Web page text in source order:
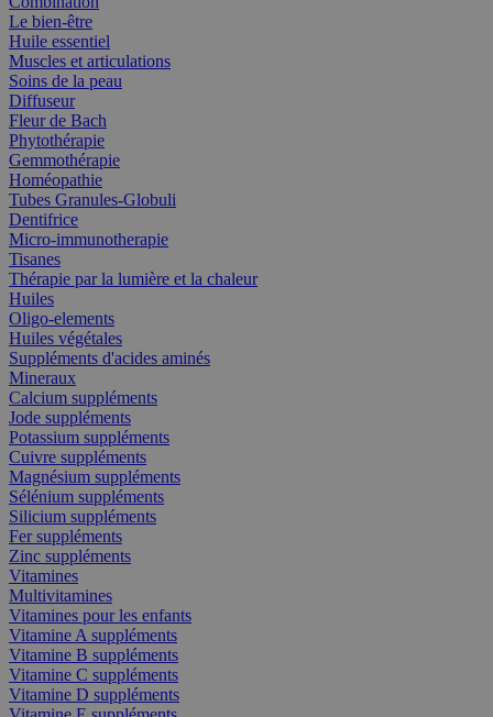
Le bien-être
Huile essentiel
Muscles et articulations
Soins de la peau
Diffuseur
Fleur de Bach
Phytothérapie
Gemmothérapie
Homéopathie
Tubes Granules-Globuli
Dentifrice
Micro-immunotherapie
Tisanes
Thérapie par la lumière et la chaleur
Huiles
Oligo-elements
Huiles végétales
Suppléments d'acides aminés
Mineraux
Calcium suppléments
Jode suppléments
Potassium suppléments
Cuivre suppléments
Magnésium suppléments
Sélénium suppléments
Silicium suppléments
Fer suppléments
Zinc suppléments
Vitamines
Multivitamines
Vitamines pour les enfants
Vitamine A suppléments
Vitamine B suppléments
Vitamine C suppléments
Vitamine D suppléments